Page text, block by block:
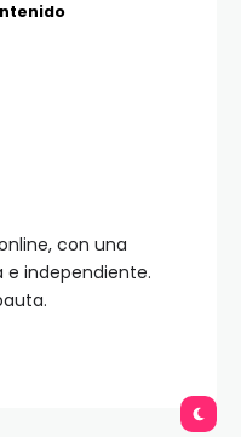
con una
independiente.